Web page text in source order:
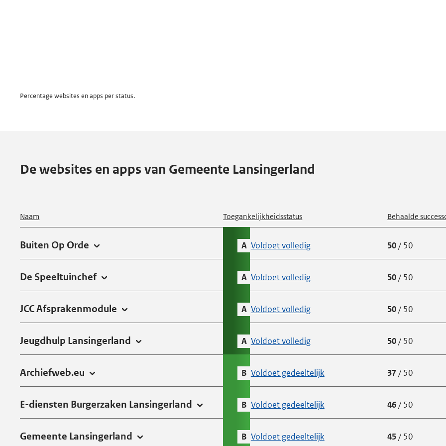
Percentage websites en apps per status.
De websites en apps van Gemeente Lansingerland
Naam Toegankelijkheidsstatus Behaalde
Buiten Op Orde A Voldoet volledig(Buiten Op Orde) Voldoet aan
50 van de
/ 50
De Speeltuinchef A Voldoet volledig(De Speeltuinchef) Voldoet aan
50 van de
/ 50
JCC Afsprakenmodule A Voldoet volledig(JCC Afsprakenmodule)Voldoet aan
50 van de
/ 50
Jeugdhulp Lansingerland A Voldoet volledig(Jeugdhulp Lansingerland)Voldoet aan
50 van de
/ 50
Archiefweb.eu B Voldoet gedeeltelijk(Archiefweb.eu) Voldoet aan
37 van de
/ 50
E-diensten Burgerzaken Lansingerland B Voldoet gedeeltelijk(E-diensten Burgerzaken
Voldoet aan
46 van de
/ 50
Gemeente Lansingerland B Voldoet gedeeltelijk(Gemeente Lansingerland)
Voldoet aan
45 van de
/ 50